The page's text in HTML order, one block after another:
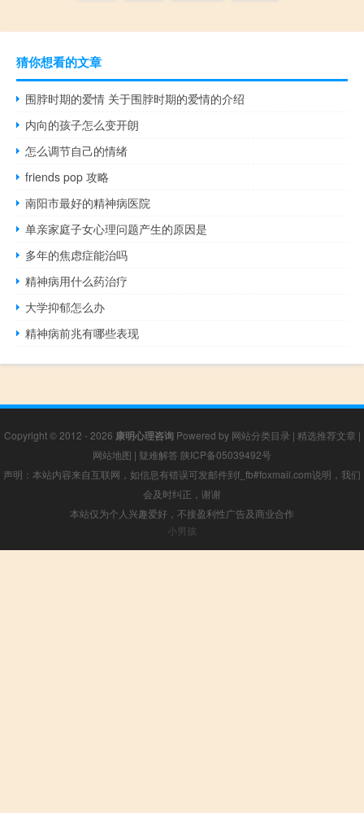
猜你想看的文章
围脖时期的爱情 关于围脖时期的爱情的介绍
内向的孩子怎么变开朗
怎么调节自己的情绪
friends pop 攻略
南阳市最好的精神病医院
单亲家庭子女心理问题产生的原因是
多年的焦虑症能治吗
精神病用什么药治疗
大学抑郁怎么办
精神病前兆有哪些表现
Copyright © 2012 - 2026 康明心理咨询Powered by 网站分类目录 | 精选推荐文章 |
网站地图 | 疑难解答 陕ICP备05039492号
声明：本站内容来自互联网，如信息有错误可发邮件到f_fb#foxmail.com说明，我们
会及时纠正，谢谢
本站仅为个人兴趣爱好，不接盈利性广告及商业合作
小男孩